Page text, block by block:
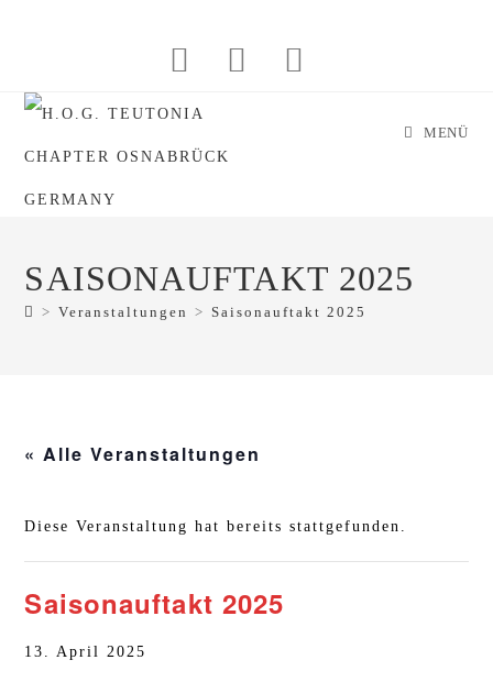
springen
MENÜ
SAISONAUFTAKT 2025
> Veranstaltungen > Saisonauftakt 2025
« Alle Veranstaltungen
Diese Veranstaltung hat bereits stattgefunden.
Saisonauftakt 2025
13. April 2025